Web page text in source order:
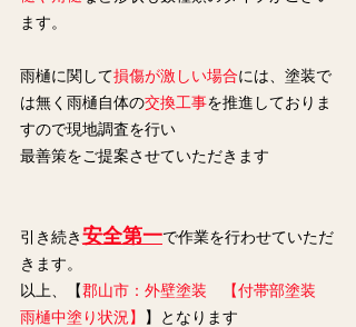
ます。
雨樋に関して損傷が激しい場合には、塗装で
は無く雨樋自体の交換工事を推進しておりま
すので現地調査を行い
最善策をご提案させていただきます
引き続き安全第一で作業を行わせていただ
きます。
以上、【郡山市：外壁塗装　【付帯部塗装
雨樋中塗り状況】
】となります